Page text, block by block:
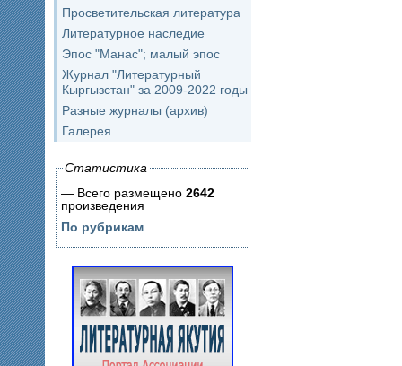
Просветительская литература
Литературное наследие
Эпос "Манас"; малый эпос
Журнал "Литературный
Кыргызстан" за 2009-2022 годы
Разные журналы (архив)
Галерея
Статистика
— Всего размещено 2642
произведения
По рубрикам